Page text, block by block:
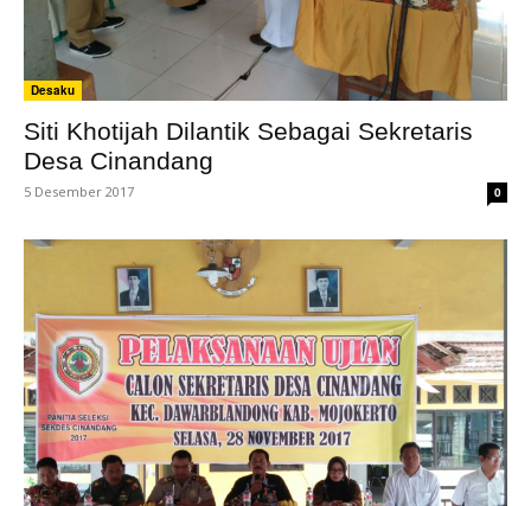
Desaku
Siti Khotijah Dilantik Sebagai Sekretaris
Desa Cinandang
5 Desember 2017 0